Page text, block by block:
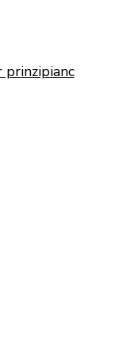
prinzipianc